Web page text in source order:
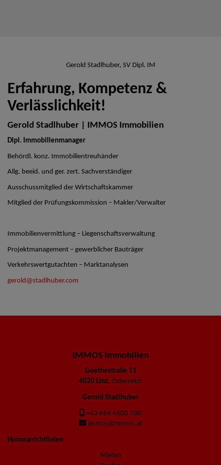
Gerold Stadlhuber, SV Dipl. IM
Erfahrung, Kompetenz &
Verlässlichkeit!
Gerold Stadlhuber | IMMOS Immobilien
Dipl. Immobilienmanager
Behördl. konz. Immobilientreuhänder
Allg. beeid. und ger. zert. Sachverständiger
Ausschussmitglied der Wirtschaftskammer
Mitglied der Prüfungskommission – Makler/Verwalter
Immobilienvermittlung – Liegenschaftsverwaltung
Projektmanagement – gewerblicher Bauträger
Verkehrswertgutachten – Marktanalysen
gerold@stadlhuber.com
IMMOS Immobilien
Goethestraße 11
4020 Linz, Österreich
Gerold Stadlhuber
+43 664 4600 100
immos@immos.at
Honorarrichtlinien
Mieten